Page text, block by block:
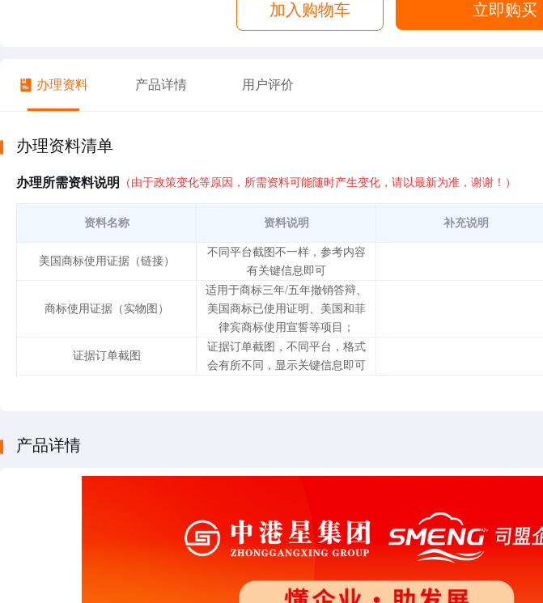
加入购物车 立即购买
办理资料 产品详情 用户评价
办理资料清单
办理所需资料说明 （由于政策变化等原因，所需资料可能随时产生变化，请以最新为准，谢谢！）
资料名称 资料说明 补充说明
美国商标使用证据（链接）
不同平台截图不一样，参考内容
有关键信息即可
商标使用证据（实物图）
适用于商标三年/五年撤销答辩、
美国商标已使用证明、美国和菲
律宾商标使用宣誓等项目；
证据订单截图
证据订单截图，不同平台，格式
会有所不同，显示关键信息即可
产品详情